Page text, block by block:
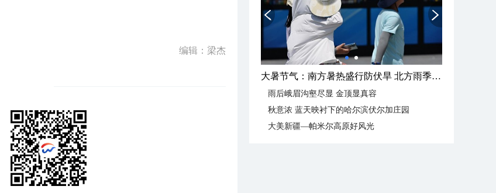
编辑：梁杰
大暑节气：南方暑热盛行防伏旱 北方雨季陆续开启
雨后峨眉沟壑尽显 金顶显真容
秋意浓 蓝天映衬下的哈尔滨伏尔加庄园
大美新疆—帕米尔高原好风光